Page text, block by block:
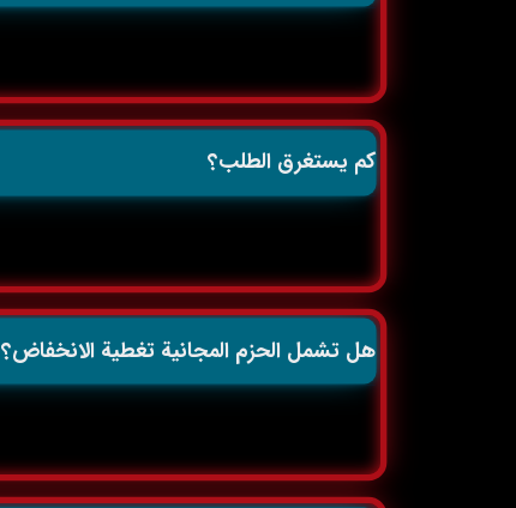
كم يستغرق الطلب؟
هل تشمل الحزم المجانية تغطية الانخفاض؟